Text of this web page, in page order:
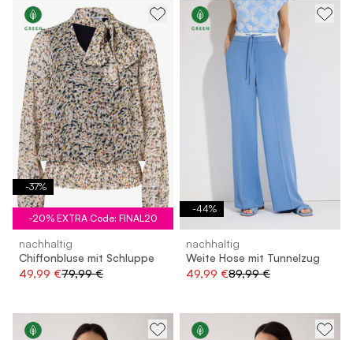
-37%
-20% EXTRA Code: FINAL20
nachhaltig
Chiffonbluse mit Schluppe
49,99 €79,99 €
-44%
nachhaltig
Weite Hose mit Tunnelzug
49,99 €89,99 €